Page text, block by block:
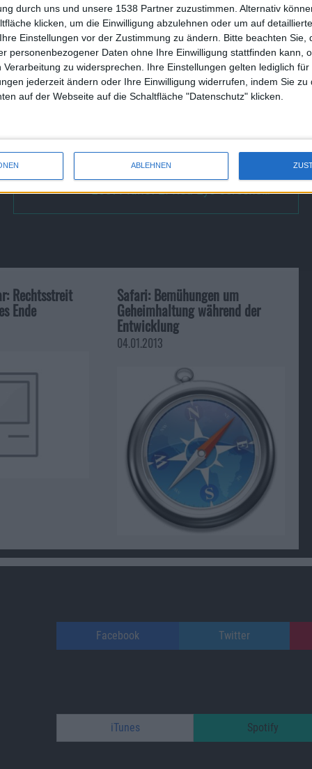
durch uns und unsere 1538 Partner zuzustimmen. Alternativ
klicken, um die Einwilligung abzulehnen oder um auf
Einstellungen vor der Zustimmung zu ändern.
Bitte beachten Sie,
personenbezogener Daten ohne Ihre Einwilligung stattfinden kann,
Verarbeitung zu widersprechen. Ihre Einstellungen gelten lediglich
jederzeit ändern oder Ihre Einwilligung widerrufen, indem Sie zu
auf der Webseite auf die Schaltfläche "Datenschutz" klicken.
ABLEHNEN
vorsichtig: „Apple bekommt einen ordentlichen Schub
haben. Die Umsatzsteigerungen, die dadurch
ein Mac-Desktoprechner in den USA derzeit
lediglich $491 bezahlen – entsprechend groß ist der
Marktanteil kann Apple somit problemloser
Lost Planet 2: Red Eye Screens…
Rechtsstreit
Ende
Safari: Bemühungen um
Geheimhaltung während der
Entwicklung
04.01.2013
Facebook Twitter
iTunes Spotify